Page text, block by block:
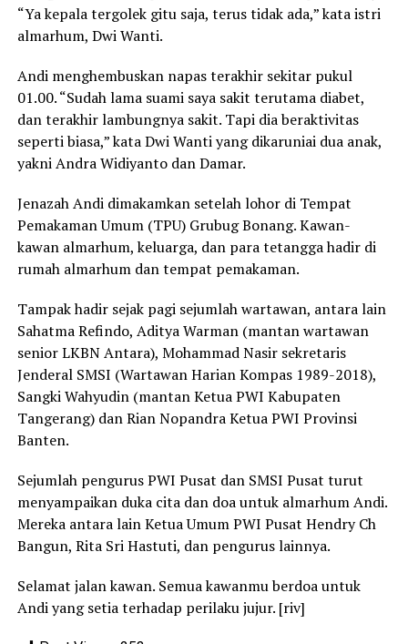
“Ya kepala tergolek gitu saja, terus tidak ada,” kata istri
almarhum, Dwi Wanti.
Andi menghembuskan napas terakhir sekitar pukul
01.00. “Sudah lama suami saya sakit terutama diabet,
dan terakhir lambungnya sakit. Tapi dia beraktivitas
seperti biasa,” kata Dwi Wanti yang dikaruniai dua anak,
yakni Andra Widiyanto dan Damar.
Jenazah Andi dimakamkan setelah lohor di Tempat
Pemakaman Umum (TPU) Grubug Bonang. Kawan-
kawan almarhum, keluarga, dan para tetangga hadir di
rumah almarhum dan tempat pemakaman.
Tampak hadir sejak pagi sejumlah wartawan, antara lain
Sahatma Refindo, Aditya Warman (mantan wartawan
senior LKBN Antara), Mohammad Nasir sekretaris
Jenderal SMSI (Wartawan Harian Kompas 1989-2018),
Sangki Wahyudin (mantan Ketua PWI Kabupaten
Tangerang) dan Rian Nopandra Ketua PWI Provinsi
Banten.
Sejumlah pengurus PWI Pusat dan SMSI Pusat turut
menyampaikan duka cita dan doa untuk almarhum Andi.
Mereka antara lain Ketua Umum PWI Pusat Hendry Ch
Bangun, Rita Sri Hastuti, dan pengurus lainnya.
Selamat jalan kawan. Semua kawanmu berdoa untuk
Andi yang setia terhadap perilaku jujur. [riv]